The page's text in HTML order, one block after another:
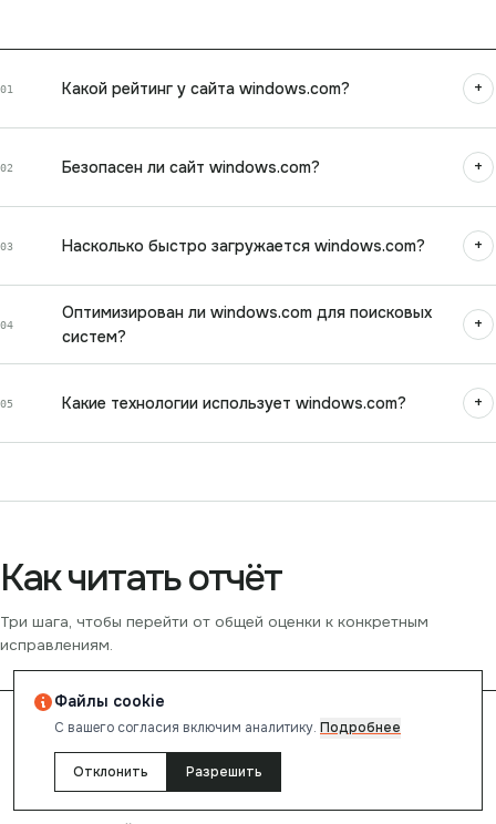
01 Какой рейтинг у сайта windows.com? +
02 Безопасен ли сайт windows.com? +
03 Насколько быстро загружается windows.com? +
04
Оптимизирован ли windows.com для поисковых
систем?
+
05 Какие технологии использует windows.com? +
Как читать отчёт
Три шага, чтобы перейти от общей оценки к конкретным
исправлениям.
Смотрите на приоритетные проблемы
Файлы cookie
С вашего согласия включим аналитику. Подробнее
Отклонить Разрешить